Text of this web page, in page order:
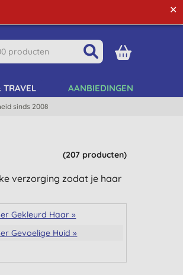
✕
TRAVEL AANBIEDINGEN
sinds 2008
(207 producten)
verzorging zodat je haar
Gekleurd Haar »
Gevoelige Huid »